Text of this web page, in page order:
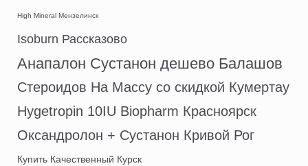
High Mineral Мензелинск
Isoburn Рассказово
Анапалон Сустанон дешево Балашов
Стероидов На Массу со скидкой Кумертау
Hygetropin 10IU Biopharm Красноярск
Оксандролон + Сустанон Кривой Рог
Купить Качественный Курск